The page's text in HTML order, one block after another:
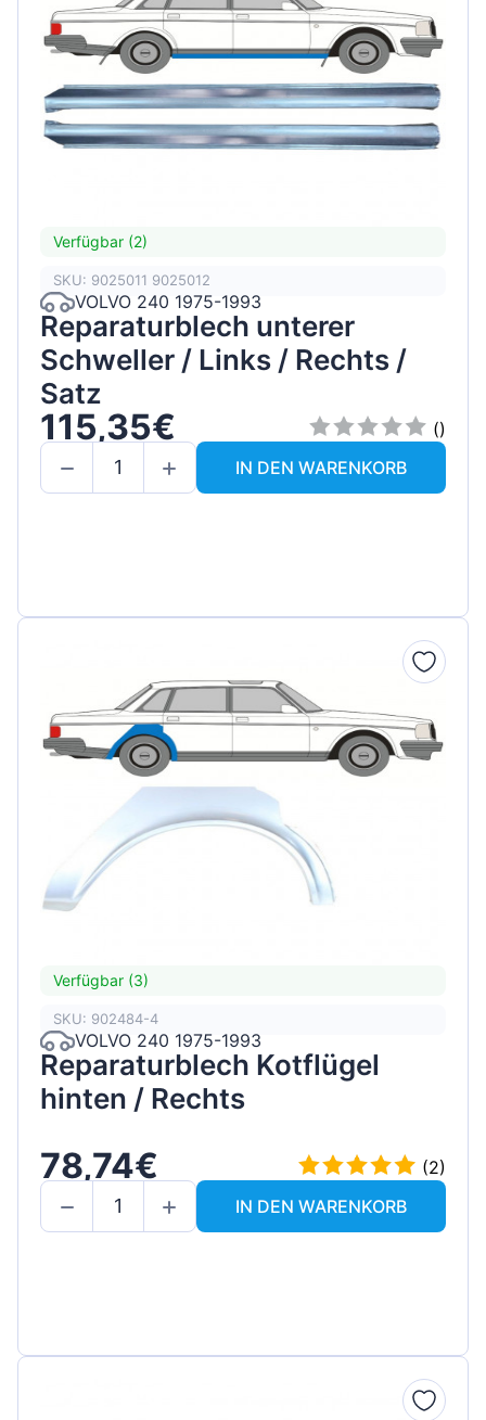
Verfügbar (2)
SKU: 9025011 9025012
VOLVO 240 1975-1993
Reparaturblech unterer
Schweller / Links / Rechts /
Satz
115,35€
()
IN DEN WARENKORB
Verfügbar (3)
SKU: 902484-4
VOLVO 240 1975-1993
Reparaturblech Kotflügel
hinten / Rechts
78,74€
(2)
IN DEN WARENKORB